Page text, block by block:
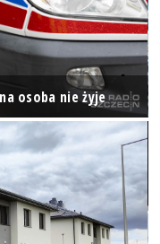
osoba nie żyje